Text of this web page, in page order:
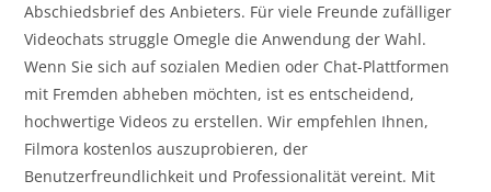
Abschiedsbrief des Anbieters. Für viele Freunde zufälliger
Videochats struggle Omegle die Anwendung der Wahl.
Wenn Sie sich auf sozialen Medien oder Chat-Plattformen
mit Fremden abheben möchten, ist es entscheidend,
hochwertige Videos zu erstellen. Wir empfehlen Ihnen,
Filmora kostenlos auszuprobieren, der
Benutzerfreundlichkeit und Professionalität vereint. Mit